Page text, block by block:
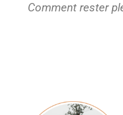
Comment rester